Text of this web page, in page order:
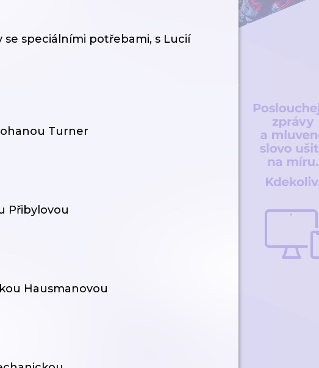
speciálními potřebami, s Lucií
Turner
Přibylovou
Hausmanovou